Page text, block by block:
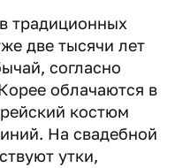
традиционных
две тысячи лет
согласно
облачаются в
костюм
На свадебной
утки,